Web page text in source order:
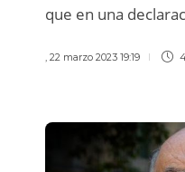
que en una
, 22 marzo 2023 19:19